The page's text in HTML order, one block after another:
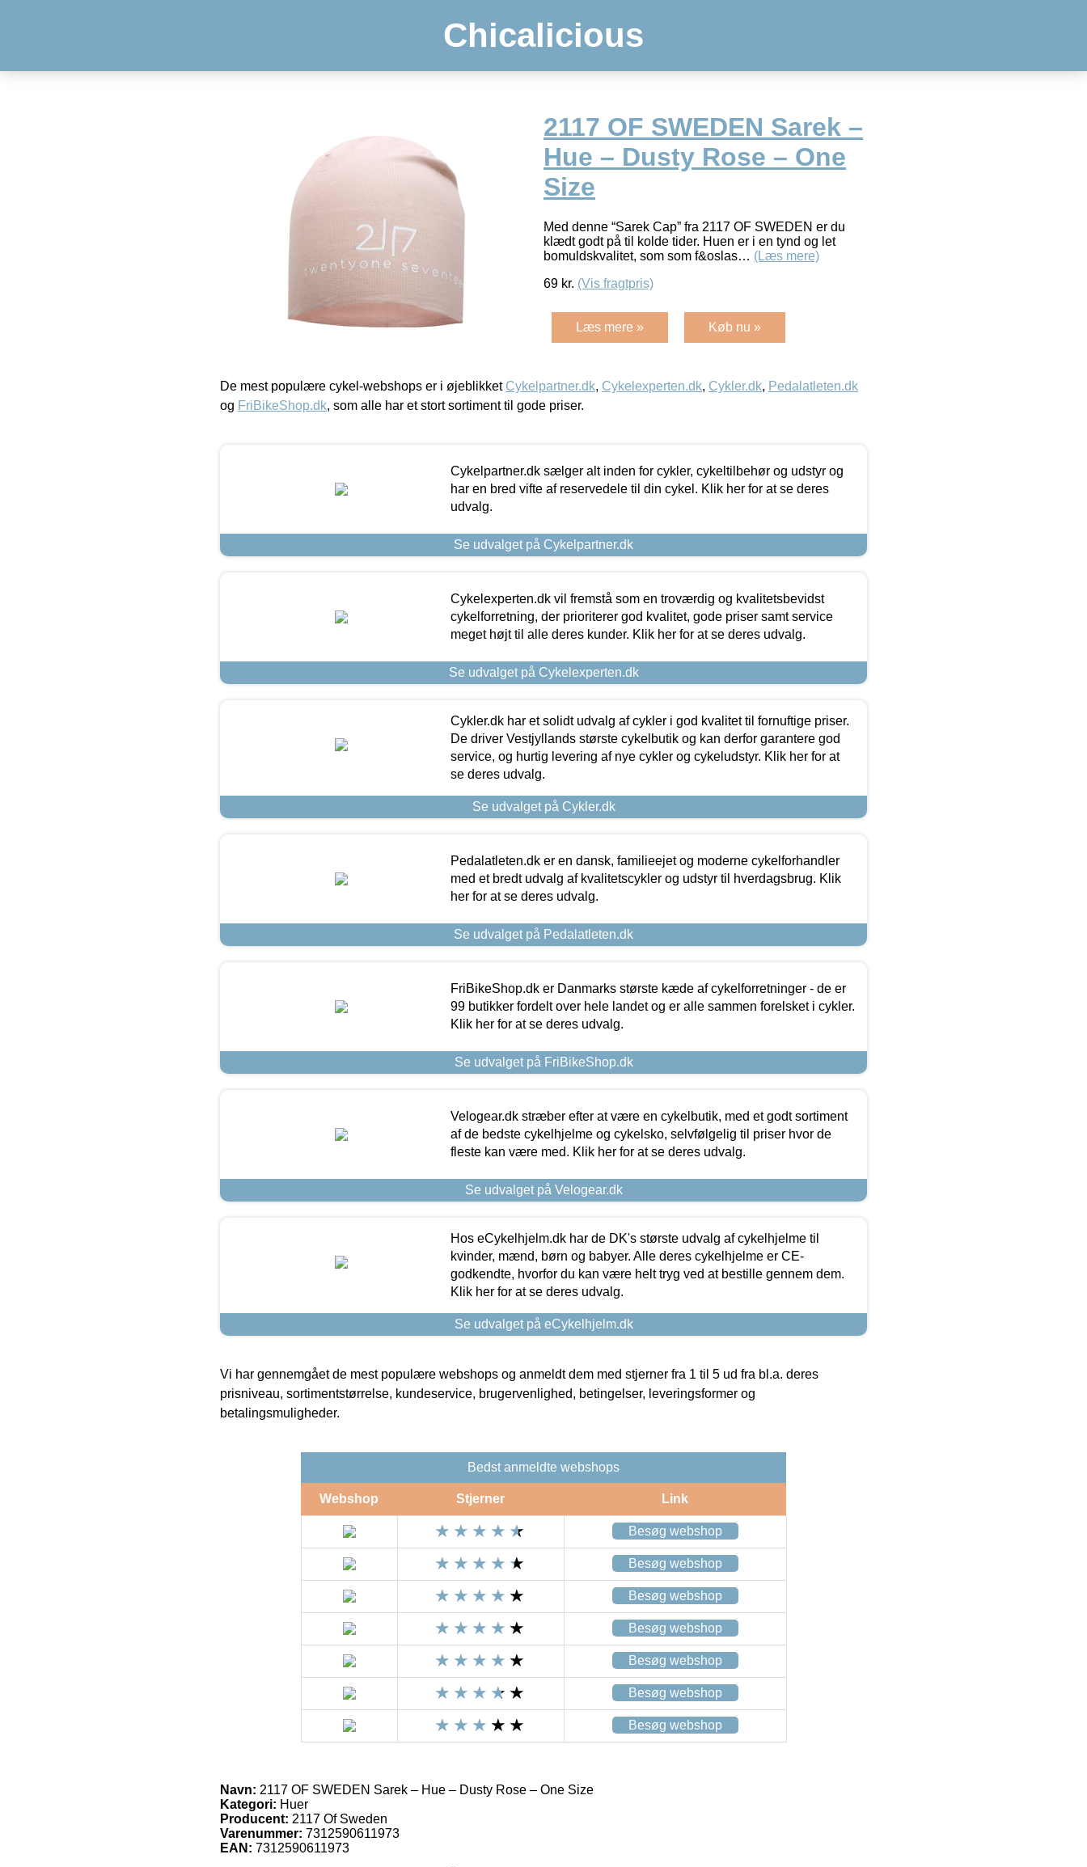
Chicalicious
2117 OF SWEDEN Sarek –
Hue – Dusty Rose – One
Size
Med denne “Sarek Cap” fra 2117 OF SWEDEN er du
klædt godt på til kolde tider. Huen er i en tynd og let
bomuldskvalitet, som som f&oslas… (Læs mere)
69 kr. (Vis fragtpris)
Læs mere » Køb nu »
De mest populære cykel-webshops er i øjeblikket Cykelpartner.dk, Cykelexperten.dk, Cykler.dk, Pedalatleten.dk
og FriBikeShop.dk, som alle har et stort sortiment til gode priser.
Cykelpartner.dk sælger alt inden for cykler, cykeltilbehør og udstyr og
har en bred vifte af reservedele til din cykel. Klik her for at se deres
udvalg.
Se udvalget på Cykelpartner.dk
Cykelexperten.dk vil fremstå som en troværdig og kvalitetsbevidst
cykelforretning, der prioriterer god kvalitet, gode priser samt service
meget højt til alle deres kunder. Klik her for at se deres udvalg.
Se udvalget på Cykelexperten.dk
Cykler.dk har et solidt udvalg af cykler i god kvalitet til fornuftige priser.
De driver Vestjyllands største cykelbutik og kan derfor garantere god
service, og hurtig levering af nye cykler og cykeludstyr. Klik her for at
se deres udvalg.
Se udvalget på Cykler.dk
Pedalatleten.dk er en dansk, familieejet og moderne cykelforhandler
med et bredt udvalg af kvalitetscykler og udstyr til hverdagsbrug. Klik
her for at se deres udvalg.
Se udvalget på Pedalatleten.dk
FriBikeShop.dk er Danmarks største kæde af cykelforretninger - de er
99 butikker fordelt over hele landet og er alle sammen forelsket i cykler.
Klik her for at se deres udvalg.
Se udvalget på FriBikeShop.dk
Velogear.dk stræber efter at være en cykelbutik, med et godt sortiment
af de bedste cykelhjelme og cykelsko, selvfølgelig til priser hvor de
fleste kan være med. Klik her for at se deres udvalg.
Se udvalget på Velogear.dk
Hos eCykelhjelm.dk har de DK's største udvalg af cykelhjelme til
kvinder, mænd, børn og babyer. Alle deres cykelhjelme er CE-
godkendte, hvorfor du kan være helt tryg ved at bestille gennem dem.
Klik her for at se deres udvalg.
Se udvalget på eCykelhjelm.dk
Vi har gennemgået de mest populære webshops og anmeldt dem med stjerner fra 1 til 5 ud fra bl.a. deres
prisniveau, sortimentstørrelse, kundeservice, brugervenlighed, betingelser, leveringsformer og
betalingsmuligheder.
Bedst anmeldte webshops
Webshop Stjerner Link
Besøg webshop
Besøg webshop
Besøg webshop
Besøg webshop
Besøg webshop
Besøg webshop
Besøg webshop
Navn: 2117 OF SWEDEN Sarek – Hue – Dusty Rose – One Size
Kategori: Huer
Producent: 2117 Of Sweden
Varenummer: 7312590611973
EAN: 7312590611973